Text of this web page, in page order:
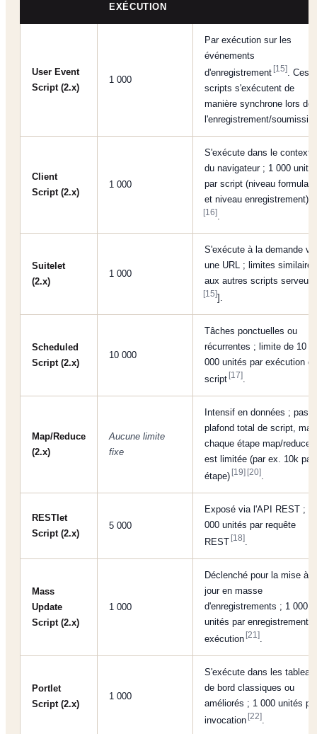
EXÉCUTION
User Event
Script (2.x)
1 000
Par exécution sur les
événements
d'enregistrement[15]
. Ces
scripts s'exécutent de
manière synchrone lors de
l'enregistrement/
Client
Script (2.x)
1 000
S'exécute dans le contexte
du navigateur ; 1 000
par script (niveau
et niveau enregistrement)
[16]
Suitelet
(2.x)
1 000
S'exécute à la demande via
une URL ; limites similaires
aux autres scripts serveur [
[15]].
Scheduled
Script (2.x)
10 000
Tâches ponctuelles ou
récurrentes ; limite de 10
000 unités par exécution de
script[17]
Map/Reduce
(2.x)
Aucune limite
fixe
Intensif en données ; pas
plafond total de script,
chaque étape map/reduce
est limitée (par ex. 10k par
étape)[19] [20]
RESTlet
Script (2.x)
5 000
Exposé via l'API REST ; 5
000 unités par requête
REST[18]
Mass
Update
Script (2.x)
1 000
Déclenché pour la mise à
jour en masse
d'enregistrements ; 1 000
unités par enregistrement
exécution[21]
Portlet
Script (2.x)
1 000
S'exécute dans les
de bord classiques ou
améliorés ; 1 000 unités
invocation[22]